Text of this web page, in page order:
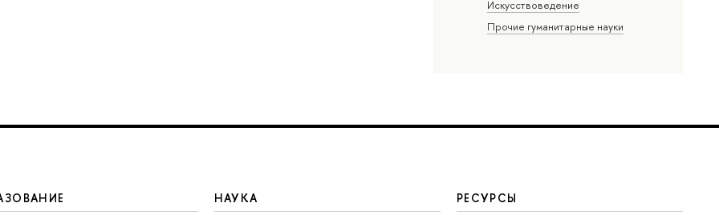
Искусствоведение
Прочие гуманитарные науки
НАУКА
РЕСУРСЫ